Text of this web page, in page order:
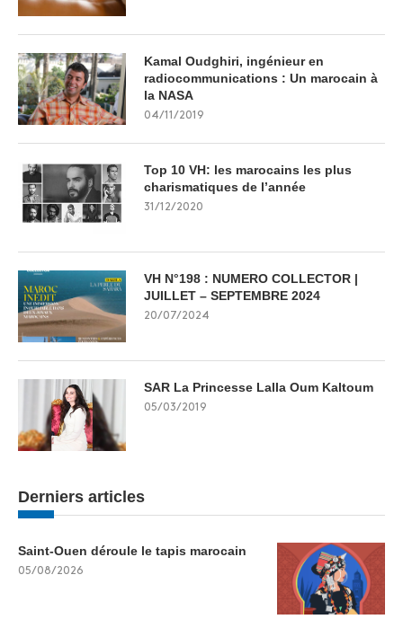
Kamal Oudghiri, ingénieur en
radiocommunications : Un marocain à
la NASA
04/11/2019
Top 10 VH: les marocains les plus
charismatiques de l’année
31/12/2020
VH N°198 : NUMERO COLLECTOR |
JUILLET – SEPTEMBRE 2024
20/07/2024
SAR La Princesse Lalla Oum Kaltoum
05/03/2019
Derniers articles
Saint-Ouen déroule le tapis marocain
05/08/2026